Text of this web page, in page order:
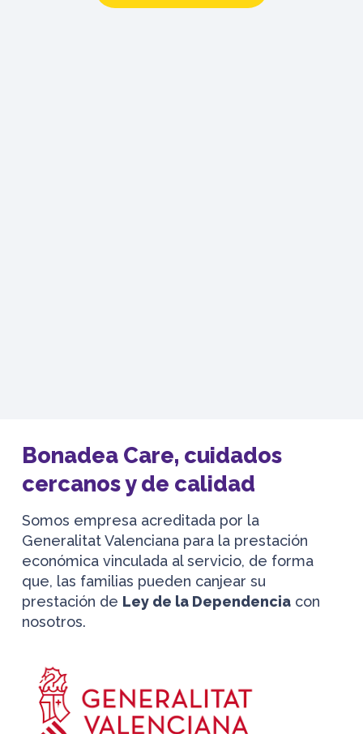
Bonadea Care, cuidados
cercanos y de calidad
Somos empresa acreditada por la
Generalitat Valenciana para la prestación
económica vinculada al servicio, de forma
que, las familias pueden canjear su
prestación de Ley de la Dependencia con
nosotros.